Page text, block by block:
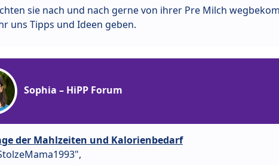
sie nach und nach gerne von ihrer Pre Milch
uns Tipps und Ideen geben.
Sophia – HiPP Forum
der Mahlzeiten und Kalorienbedarf